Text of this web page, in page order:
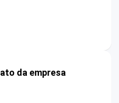
da empresa